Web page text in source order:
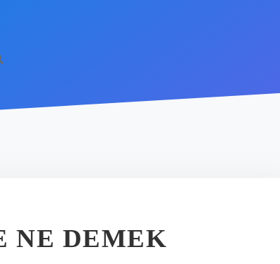
NE DEMEK